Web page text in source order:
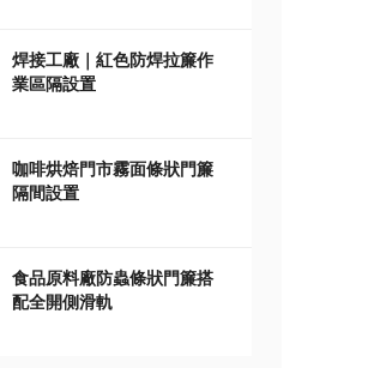
焊接工廠｜紅色防焊拉簾作
業區隔設置
咖啡烘焙門市霧面條狀門簾
隔間設置
食品原料廠防蟲條狀門簾搭
配全開側滑軌